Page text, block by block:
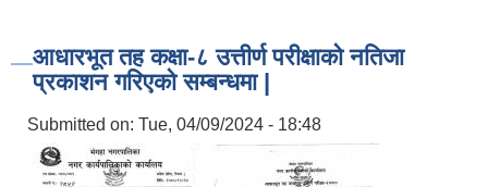
आधारभूत तह कक्षा-८ उत्तीर्ण परीक्षाको नतिजा
प्रकाशन गरिएको सम्बन्धमा |
Submitted on: Tue, 04/09/2024 - 18:48